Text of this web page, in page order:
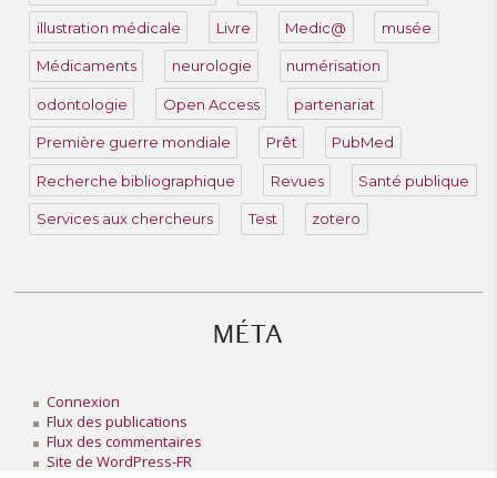
illustration médicale Livre Medic@ musée
Médicaments neurologie numérisation
odontologie Open Access partenariat
Première guerre mondiale Prêt PubMed
Recherche bibliographique Revues Santé publique
Services aux chercheurs Test zotero
MÉTA
Connexion
Flux des publications
Flux des commentaires
Site de WordPress-FR